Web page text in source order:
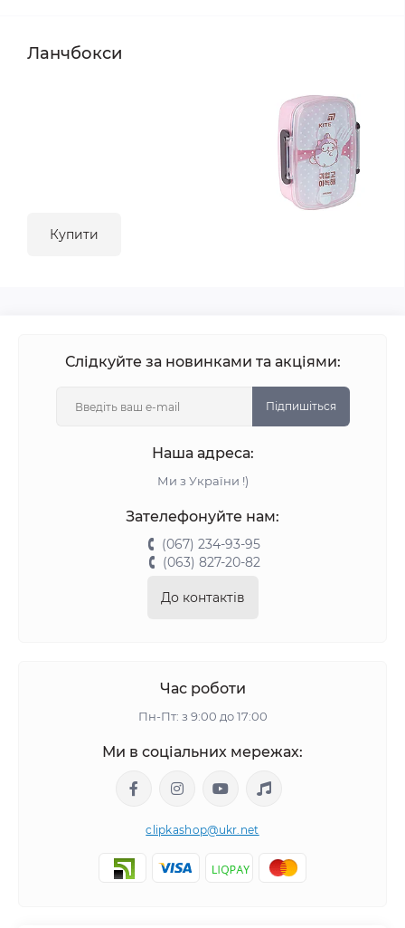
Ланчбокси
Купити
Слідкуйте за новинками та акціями:
Підпишіться
Наша адреса:
Ми з України !)
Зателефонуйте нам:
(067) 234-93-95
(063) 827-20-82
До контактів
Час роботи
Пн-Пт: з 9:00 до 17:00
Ми в соціальних мережах:
clipkashop@ukr.net